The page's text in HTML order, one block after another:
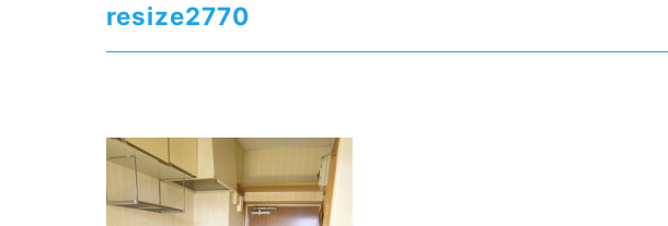
resize2770